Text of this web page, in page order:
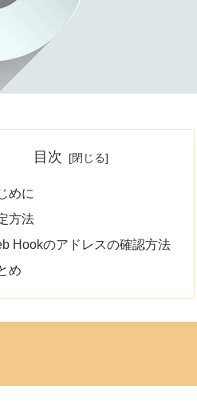
目次
めに
方法
Hookのアドレスの確認方法
め